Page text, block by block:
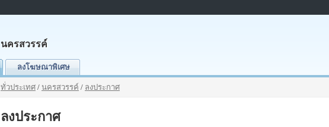
นครสวรรค์
ลงโฆษณาพิเศษ
ทั่วประเทศ / นครสวรรค์ / ลงประกาศ
ลงประกาศ